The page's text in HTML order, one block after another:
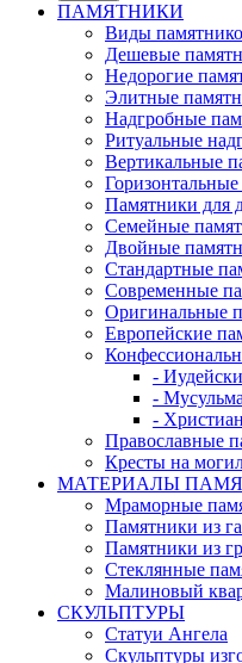
ПАМЯТНИКИ
Виды
Дешевые
Недорогие
Элитные
Надгробные
Ритуальные
Вертикальные
Памятники для
Семейные
Двойные
Стандартные
Современные
Оригинальные
Европейские
-
-
-
Православные
Кресты на
МАТЕРИАЛЫ
Мраморные
Памятники из
Памятники из
Стеклянные
Малиновый
СКУЛЬПТУРЫ
Статуи Ангела
Скульптуры